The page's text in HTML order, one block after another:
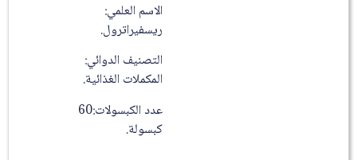
الاسم العلمي:
ريسفيراترول.
التصنيف الدوائي:
المكملات الغذائية.
عدد الكبسولات:60
كبسولة.